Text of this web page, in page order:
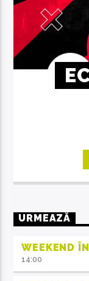
URMEAZĂ
WEEKEND
14:00